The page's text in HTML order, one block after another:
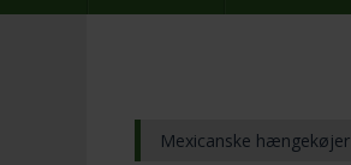
Mexicanske hængekøjer